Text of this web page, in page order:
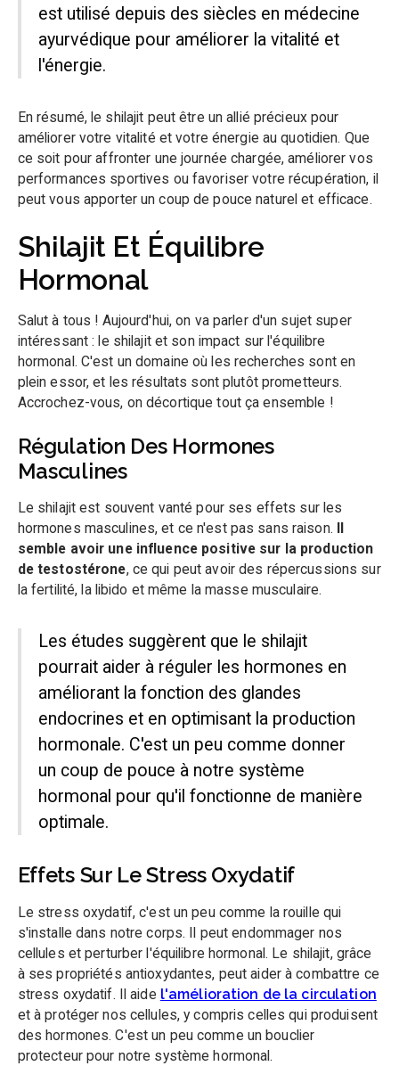
est utilisé depuis des siècles en médecine
ayurvédique pour améliorer la vitalité et
l'énergie.
En résumé, le shilajit peut être un allié précieux pour
améliorer votre vitalité et votre énergie au quotidien. Que
ce soit pour affronter une journée chargée, améliorer vos
performances sportives ou favoriser votre récupération, il
peut vous apporter un coup de pouce naturel et efficace.
Shilajit Et Équilibre
Hormonal
Salut à tous ! Aujourd'hui, on va parler d'un sujet super
intéressant : le shilajit et son impact sur l'équilibre
hormonal. C'est un domaine où les recherches sont en
plein essor, et les résultats sont plutôt prometteurs.
Accrochez-vous, on décortique tout ça ensemble !
Régulation Des Hormones
Masculines
Le shilajit est souvent vanté pour ses effets sur les
hormones masculines, et ce n'est pas sans raison.
semble avoir une influence positive sur la production
de testostérone, ce qui peut avoir des répercussions sur
la fertilité, la libido et même la masse musculaire.
Les études suggèrent que le shilajit
pourrait aider à réguler les hormones en
améliorant la fonction des glandes
endocrines et en optimisant la production
hormonale. C'est un peu comme donner
un coup de pouce à notre système
hormonal pour qu'il fonctionne de manière
optimale.
Effets Sur Le Stress Oxydatif
Le stress oxydatif, c'est un peu comme la rouille qui
s'installe dans notre corps. Il peut endommager nos
cellules et perturber l'équilibre hormonal. Le shilajit, grâce
à ses propriétés antioxydantes, peut aider à combattre ce
stress oxydatif. Il aide l'amélioration de la circulation
et à protéger nos cellules, y compris celles qui produisent
des hormones. C'est un peu comme un bouclier
protecteur pour notre système hormonal.